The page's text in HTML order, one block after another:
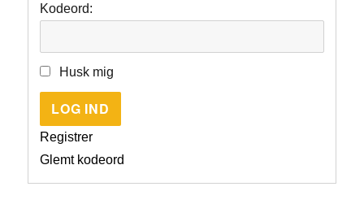
Kodeord:
Husk mig
LOG IND
Registrer
Glemt kodeord